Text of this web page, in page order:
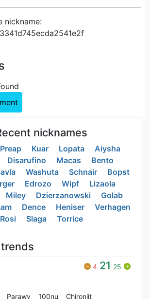
nickname:
nicknames
Preap Kuar Lopata
Aiysha
Disarufino Macas
Bento
Washuta Schnair
Bopst
Edrozo Wipf
Lizaola
Miley Dzierzanowski
Golab
Dence Heniser
Verhagen
Rosi
Slaga Torrice
4 21 25
Parawy 100nu Chironjit